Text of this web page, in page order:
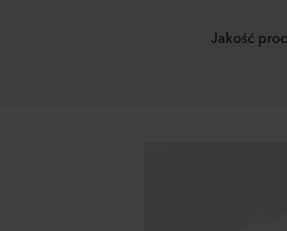
spółka ROCKWOOL
Jakość